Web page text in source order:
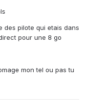
des pilote qui etais dans
pour une 8 go
mon tel ou pas tu